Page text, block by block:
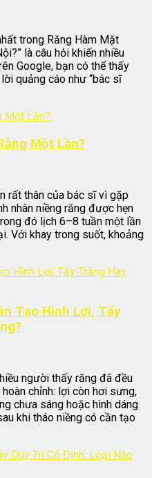
trong Răng Hàm Mặt
là câu hỏi khiến nhiều
Google, bạn có thể thấy
quảng cáo như “bác sĩ
Một Lần?
rất thân của bác sĩ vì gặp
nhân niềng răng được hẹn
đó lịch 6–8 tuần một lần
Với khay trong suốt, khoảng
Tạo Hình Lợi, Tẩy
người thấy răng đã đều
chỉnh: lợi còn hơi sưng,
chưa sáng hoặc hình dáng
khi tháo niềng có cần tạo